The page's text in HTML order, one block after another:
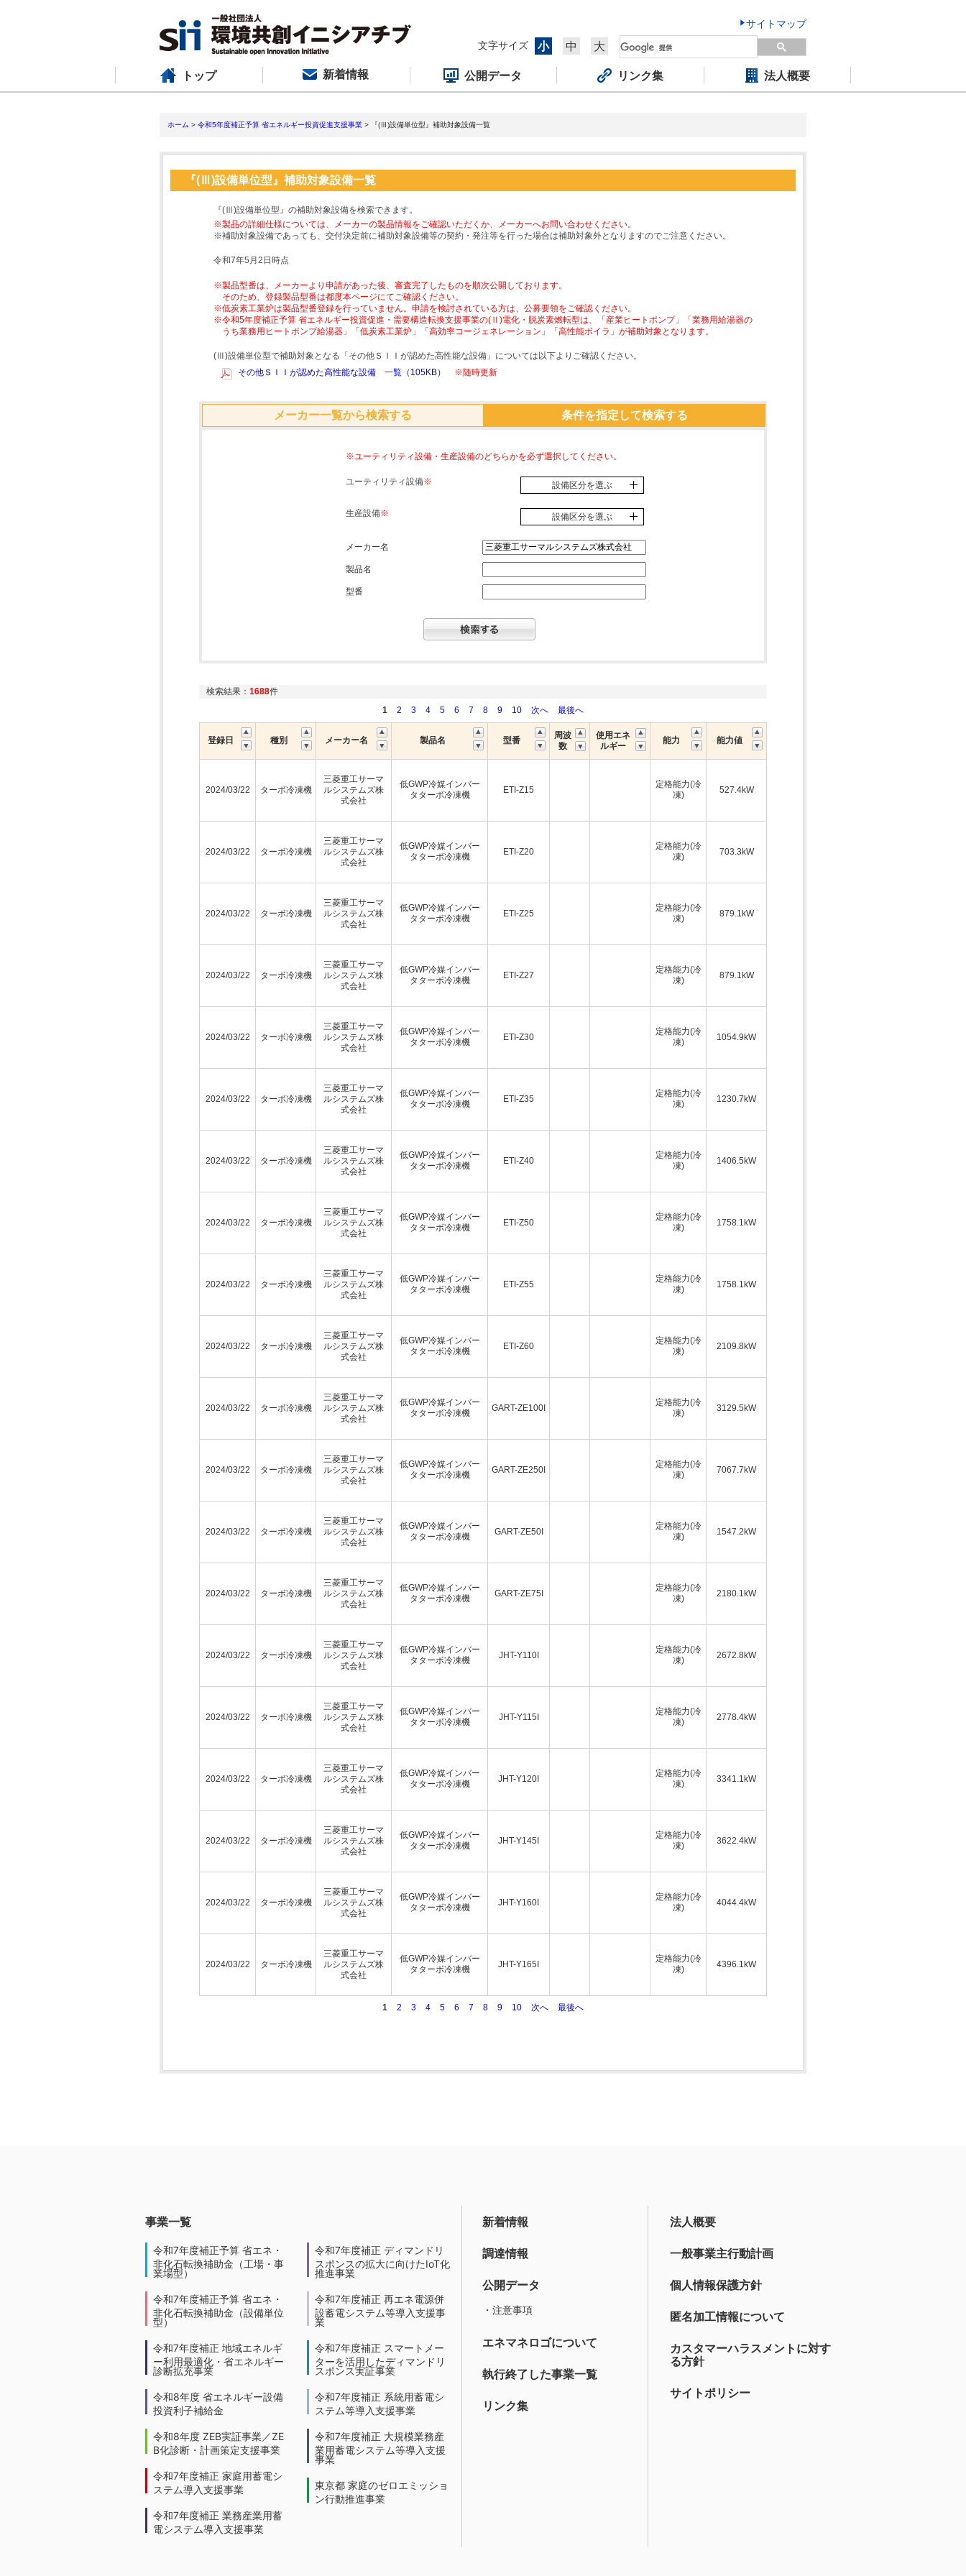
サイトマップ
文字サイズ
小 中 大
トップ 新着情報 公開データ リンク集 法人概要
ホーム > 令和5年度補正予算 省エネルギー投資促進支援事業 > 『(Ⅲ)設備単位型』補助対象設備一覧
『(Ⅲ)設備単位型』補助対象設備一覧
『(Ⅲ)設備単位型』の補助対象設備を検索できます。
※製品の詳細仕様については、メーカーの製品情報をご確認いただくか、メーカーへお問い合わせください。
※補助対象設備であっても、交付決定前に補助対象設備等の契約・発注等を行った場合は補助対象外となりますのでご注意ください。
令和7年5月2日時点
※製品型番は、メーカーより申請があった後、審査完了したものを順次公開しております。
そのため、登録製品型番は都度本ページにてご確認ください。
※低炭素工業炉は製品型番登録を行っていません。申請を検討されている方は、公募要領をご確認ください。
※令和5年度補正予算 省エネルギー投資促進・需要構造転換支援事業の(Ⅱ)電化・脱炭素燃転型は、「産業ヒートポンプ」「業務用給湯器の
うち業務用ヒートポンプ給湯器」「低炭素工業炉」「高効率コージェネレーション」「高性能ボイラ」が補助対象となります。
(Ⅲ)設備単位型で補助対象となる「その他ＳＩＩが認めた高性能な設備」については以下よりご確認ください。
その他ＳＩＩが認めた高性能な設備 一覧（105KB）
※随時更新
メーカー一覧から検索する 条件を指定して検索する
※ユーティリティ設備・生産設備のどちらかを必ず選択してください。
ユーティリティ設備※ 設備区分を選ぶ
生産設備※ 設備区分を選ぶ
メーカー名
製品名
型番
検索結果： 1688件
1
2 3 4 5 6 7 8 9 10 次へ 最後へ
登録日 種別 メーカー名 製品名 型番
周波
数
使用エネ
ルギー
能力 能力値
2024/03/22 ターボ冷凍機
三菱重工サーマ
ルシステムズ株
式会社
低GWP冷媒インバー
タターボ冷凍機
ETI-Z15
定格能力(冷
凍)
527.4kW
2024/03/22 ターボ冷凍機
三菱重工サーマ
ルシステムズ株
式会社
低GWP冷媒インバー
タターボ冷凍機
ETI-Z20
定格能力(冷
凍)
703.3kW
2024/03/22 ターボ冷凍機
三菱重工サーマ
ルシステムズ株
式会社
低GWP冷媒インバー
タターボ冷凍機
ETI-Z25
定格能力(冷
凍)
879.1kW
2024/03/22 ターボ冷凍機
三菱重工サーマ
ルシステムズ株
式会社
低GWP冷媒インバー
タターボ冷凍機
ETI-Z27
定格能力(冷
凍)
879.1kW
2024/03/22 ターボ冷凍機
三菱重工サーマ
ルシステムズ株
式会社
低GWP冷媒インバー
タターボ冷凍機
ETI-Z30
定格能力(冷
凍)
1054.9kW
2024/03/22 ターボ冷凍機
三菱重工サーマ
ルシステムズ株
式会社
低GWP冷媒インバー
タターボ冷凍機
ETI-Z35
定格能力(冷
凍)
1230.7kW
2024/03/22 ターボ冷凍機
三菱重工サーマ
ルシステムズ株
式会社
低GWP冷媒インバー
タターボ冷凍機
ETI-Z40
定格能力(冷
凍)
1406.5kW
2024/03/22 ターボ冷凍機
三菱重工サーマ
ルシステムズ株
式会社
低GWP冷媒インバー
タターボ冷凍機
ETI-Z50
定格能力(冷
凍)
1758.1kW
2024/03/22 ターボ冷凍機
三菱重工サーマ
ルシステムズ株
式会社
低GWP冷媒インバー
タターボ冷凍機
ETI-Z55
定格能力(冷
凍)
1758.1kW
2024/03/22 ターボ冷凍機
三菱重工サーマ
ルシステムズ株
式会社
低GWP冷媒インバー
タターボ冷凍機
ETI-Z60
定格能力(冷
凍)
2109.8kW
2024/03/22 ターボ冷凍機
三菱重工サーマ
ルシステムズ株
式会社
低GWP冷媒インバー
タターボ冷凍機
GART-ZE100I
定格能力(冷
凍)
3129.5kW
2024/03/22 ターボ冷凍機
三菱重工サーマ
ルシステムズ株
式会社
低GWP冷媒インバー
タターボ冷凍機
GART-ZE250I
定格能力(冷
凍)
7067.7kW
2024/03/22 ターボ冷凍機
三菱重工サーマ
ルシステムズ株
式会社
低GWP冷媒インバー
タターボ冷凍機
GART-ZE50I
定格能力(冷
凍)
1547.2kW
2024/03/22 ターボ冷凍機
三菱重工サーマ
ルシステムズ株
式会社
低GWP冷媒インバー
タターボ冷凍機
GART-ZE75I
定格能力(冷
凍)
2180.1kW
2024/03/22 ターボ冷凍機
三菱重工サーマ
ルシステムズ株
式会社
低GWP冷媒インバー
タターボ冷凍機
JHT-Y110I
定格能力(冷
凍)
2672.8kW
2024/03/22 ターボ冷凍機
三菱重工サーマ
ルシステムズ株
式会社
低GWP冷媒インバー
タターボ冷凍機
JHT-Y115I
定格能力(冷
凍)
2778.4kW
2024/03/22 ターボ冷凍機
三菱重工サーマ
ルシステムズ株
式会社
低GWP冷媒インバー
タターボ冷凍機
JHT-Y120I
定格能力(冷
凍)
3341.1kW
2024/03/22 ターボ冷凍機
三菱重工サーマ
ルシステムズ株
式会社
低GWP冷媒インバー
タターボ冷凍機
JHT-Y145I
定格能力(冷
凍)
3622.4kW
2024/03/22 ターボ冷凍機
三菱重工サーマ
ルシステムズ株
式会社
低GWP冷媒インバー
タターボ冷凍機
JHT-Y160I
定格能力(冷
凍)
4044.4kW
2024/03/22 ターボ冷凍機
三菱重工サーマ
ルシステムズ株
式会社
低GWP冷媒インバー
タターボ冷凍機
JHT-Y165I
定格能力(冷
凍)
4396.1kW
1 2 3 4 5 6 7 8 9 10 次へ 最後へ
事業一覧
令和7年度補正予算 省エネ・
非化石転換補助金（工場・事
業場型）
令和7年度補正予算 省エネ・
非化石転換補助金（設備単位
型）
令和7年度補正 地域エネルギ
ー利用最適化・省エネルギー
診断拡充事業
令和8年度 省エネルギー設備
投資利子補給金
令和8年度 ZEB実証事業／ZE
B化診断・計画策定支援事業
令和7年度補正 家庭用蓄電シ
ステム導入支援事業
令和7年度補正 業務産業用蓄
電システム導入支援事業
令和7年度補正 ディマンドリ
スポンスの拡大に向けたIoT化
推進事業
令和7年度補正 再エネ電源併
設蓄電システム等導入支援事
業
令和7年度補正 スマートメー
ターを活用したディマンドリ
スポンス実証事業
令和7年度補正 系統用蓄電シ
ステム等導入支援事業
令和7年度補正 大規模業務産
業用蓄電システム等導入支援
事業
東京都 家庭のゼロエミッショ
ン行動推進事業
新着情報
調達情報
公開データ
・注意事項
エネマネロゴについて
執行終了した事業一覧
リンク集
法人概要
一般事業主行動計画
個人情報保護方針
匿名加工情報について
カスタマーハラスメントに対す
る方針
サイトポリシー